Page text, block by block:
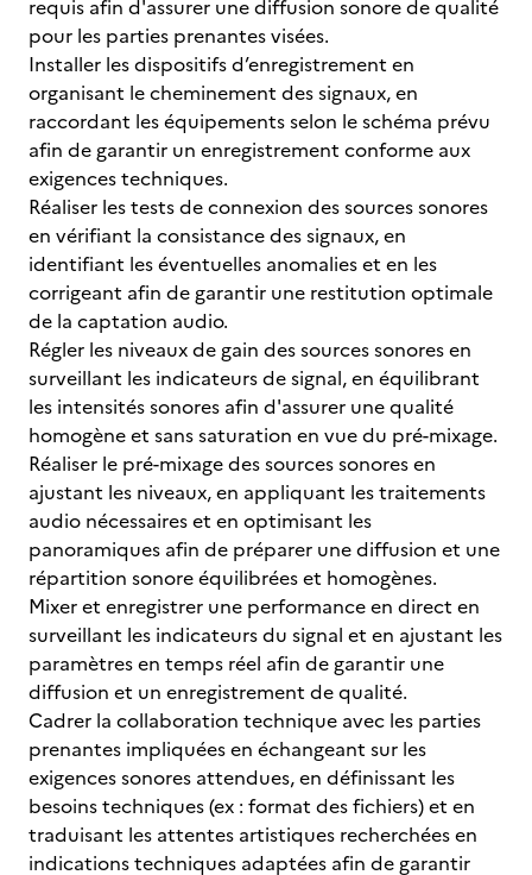
requis afin d'assurer une diffusion sonore de qualité
pour les parties prenantes visées.
Installer les dispositifs d’enregistrement en
organisant le cheminement des signaux, en
raccordant les équipements selon le schéma prévu
afin de garantir un enregistrement conforme aux
exigences techniques.
Réaliser les tests de connexion des sources sonores
en vérifiant la consistance des signaux, en
identifiant les éventuelles anomalies et en les
corrigeant afin de garantir une restitution optimale
de la captation audio.
Régler les niveaux de gain des sources sonores en
surveillant les indicateurs de signal, en équilibrant
les intensités sonores afin d'assurer une qualité
homogène et sans saturation en vue du pré-mixage.
Réaliser le pré-mixage des sources sonores en
ajustant les niveaux, en appliquant les traitements
audio nécessaires et en optimisant les
panoramiques afin de préparer une diffusion et une
répartition sonore équilibrées et homogènes.
Mixer et enregistrer une performance en direct en
surveillant les indicateurs du signal et en ajustant les
paramètres en temps réel afin de garantir une
diffusion et un enregistrement de qualité.
Cadrer la collaboration technique avec les parties
prenantes impliquées en échangeant sur les
exigences sonores attendues, en définissant les
besoins techniques (ex : format des fichiers) et en
traduisant les attentes artistiques recherchées en
indications techniques adaptées afin de garantir